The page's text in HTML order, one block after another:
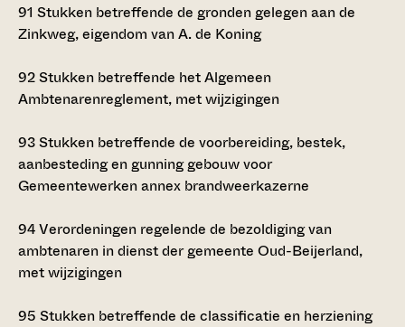
91 Stukken betreffende de gronden gelegen aan de
Zinkweg, eigendom van A. de Koning
92Stukken betreffende het Algemeen
Ambtenarenreglement, met wijzigingen
93Stukken betreffende de voorbereiding, bestek,
aanbesteding en gunning gebouw voor
Gemeentewerken annex brandweerkazerne
94Verordeningen regelende de bezoldiging van
ambtenaren in dienst der gemeente Oud-Beijerland,
met wijzigingen
95 Stukken betreffende de classificatie en herziening